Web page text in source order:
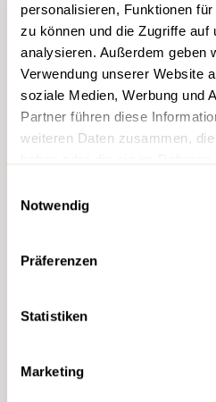
personalisieren, Funktionen
zu können und die Zugriffe auf
analysieren. Außerdem geben
Verwendung unserer Website
soziale Medien, Werbung und
Partner führen diese
weiteren Daten zusammen,
Notwendig
Präferenzen
Statistiken
Marketing
CHF 14.-